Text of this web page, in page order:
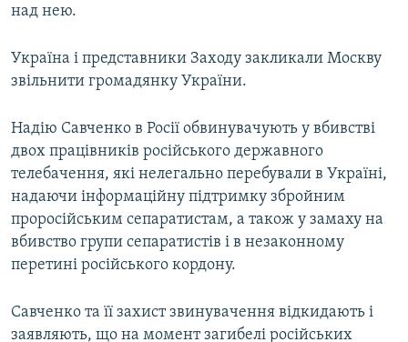
над нею.
Україна і представники Заходу закликали Москву
звільнити громадянку України.
Надію Савченко в Росії обвинувачують у вбивстві
двох працівників російського державного
телебачення, які нелегально перебували в Україні,
надаючи інформаційну підтримку збройним
проросійським сепаратистам, а також у замаху на
вбивство групи сепаратистів і в незаконному
перетині російського кордону.
Савченко та її захист звинувачення відкидають і
заявляють, що на момент загибелі російських